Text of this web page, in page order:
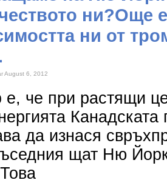
ни?Още
ни от
August 6, 2012
е, че при растящи
да изнася
щат Ню